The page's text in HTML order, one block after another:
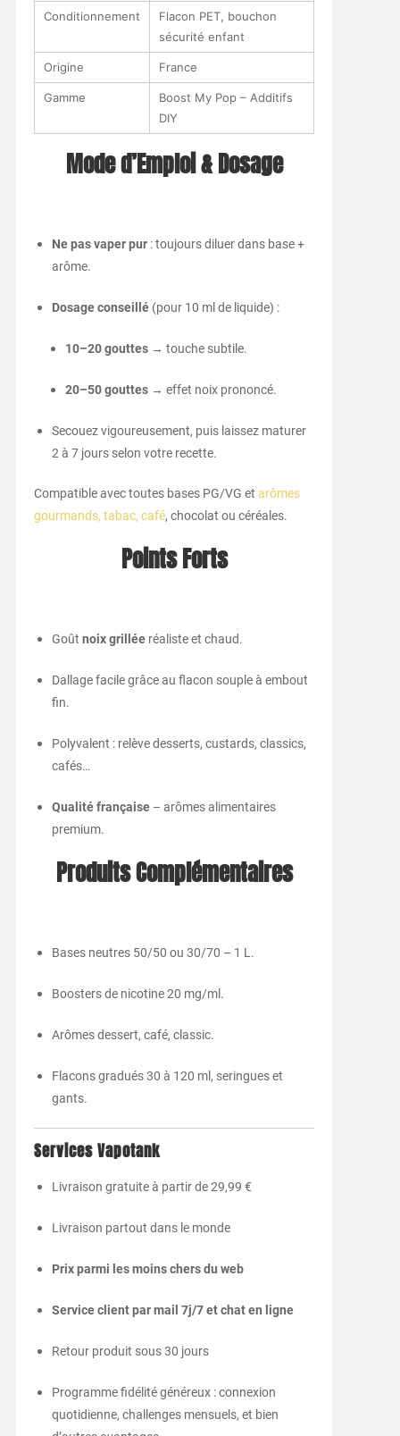
Conditionnement
Flacon PET, bouchon
sécurité enfant
Origine France
Gamme
Boost My Pop – Additifs
DIY
Mode d’Emploi & Dosage
Ne pas vaper pur: toujours diluer dans base +
arôme.
Dosage conseillé(pour 10 ml de liquide) :
10–20 gouttes→ touche subtile.
20–50 gouttes→ effet noix prononcé.
Secouez vigoureusement, puis laissez maturer
2 à 7 jours selon votre recette.
Compatible avec toutes bases PG/VG et arômes
gourmands, tabac, café, chocolat ou céréales.
Points Forts
Goût noix grilléeréaliste et chaud.
Dallage facile grâce au flacon souple à embout
fin.
Polyvalent : relève desserts, custards, classics,
cafés…
Qualité française– arômes alimentaires
premium.
Produits Complémentaires
Bases neutres 50/50 ou 30/70 – 1 L.
Boosters de nicotine 20 mg/ml.
Arômes dessert, café, classic.
Flacons gradués 30 à 120 ml, seringues et
gants.
Services Vapotank
Livraison gratuite à partir de 29,99 €
Livraison partout dans le monde
Prix parmi les moins chers du web
Service client par mail 7j/7 et chat en ligne
Retour produit sous 30 jours
Programme fidélité généreux : connexion
quotidienne, challenges mensuels, et bien